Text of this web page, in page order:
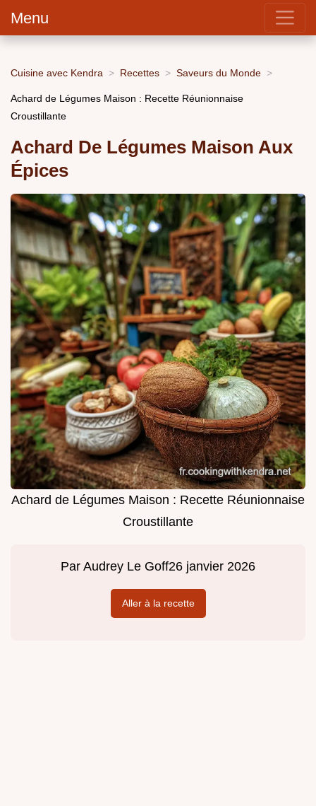
Menu
Cuisine avec Kendra Recettes Saveurs du Monde
Achard de Légumes Maison : Recette Réunionnaise
Croustillante
Achard De Légumes Maison Aux
Épices
Achard de Légumes Maison : Recette Réunionnaise
Croustillante
Par Audrey Le Goff26 janvier 2026
Aller à la recette